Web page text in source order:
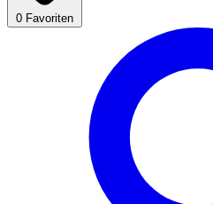
0 Favoriten